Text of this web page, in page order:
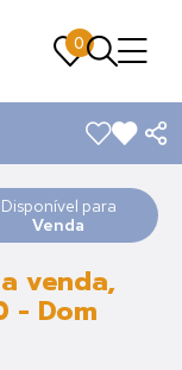
0
0
Disponível para
Venda
venda,
- Dom